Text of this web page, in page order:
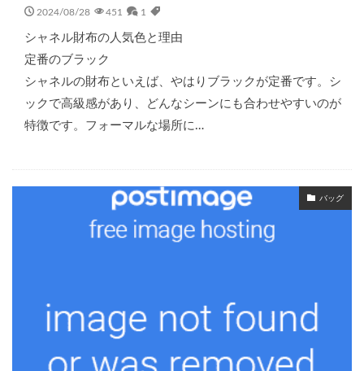
2024/08/28 451 1
シャネル財布の人気色と理由
定番のブラック
シャネルの財布といえば、やはりブラックが定番です。シ
ックで高級感があり、どんなシーンにも合わせやすいのが
特徴です。フォーマルな場所に…
バッグ